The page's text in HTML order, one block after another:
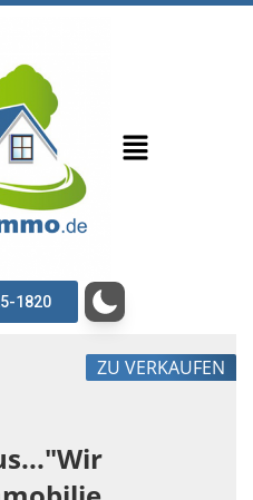
1820
ZU VERKAUFEN